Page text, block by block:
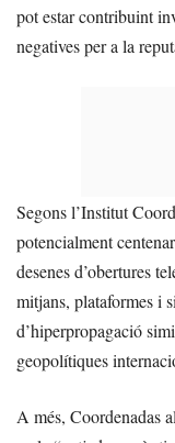
pot estar contribuint
negatives per a la
Segons l’Institut
potencialment
desenes d’obertures
mitjans, plataformes i
d’hiperpropagació
geopolítiques
A més, Coordenadas